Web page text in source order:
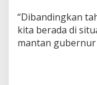
“Dibandingkan
kita berada di
mantan